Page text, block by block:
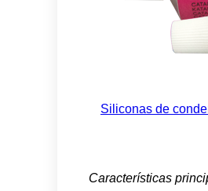
Siliconas de
Características